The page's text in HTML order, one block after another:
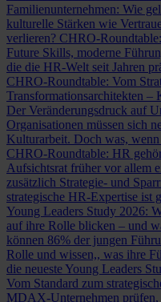
Familienunternehmen: Wie
kulturelle Stärken wie
verlieren? CHRO-
Future Skills, moderne
die die HR-Welt seit Jahren
CHRO-Roundtable: Vom
Transformationsarchitekten
Der Veränderungsdruck auf
Organisationen müssen sich
Kulturarbeit. Doch was,
CHRO-Roundtable: HR
Aufsichtsrat früher vor allem
zusätzlich Strategie- und
strategische HR-Expertise ist
Young Leaders Study 2026:
auf ihre Rolle blicken – und
können 86% der jungen
Rolle und wissen,, was ihre
die neueste Young Leaders
Vom Standard zum
MDAX-Unternehmen